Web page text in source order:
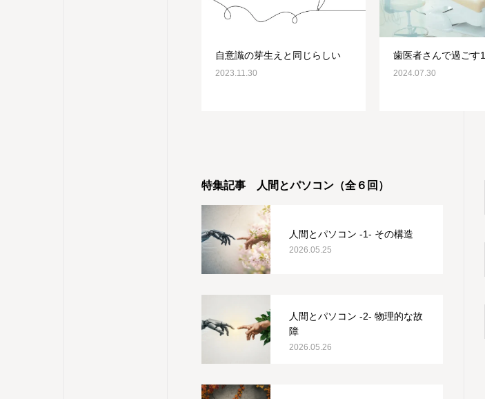
自意識の芽生えと同じらしい
2023.11.30
歯医者さんで過ごす
2024.07.30
特集記事 人間とパソコン（全６回）
人間とパソコン -1- その構造
2026.05.25
人間とパソコン -2- 物理的な故
障
2026.05.26